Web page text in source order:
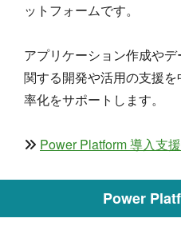
ットフォームです。
アプリケーション作成や
関する開発や活用の支援
率化をサポートします。
Power Platform 導入支
Power